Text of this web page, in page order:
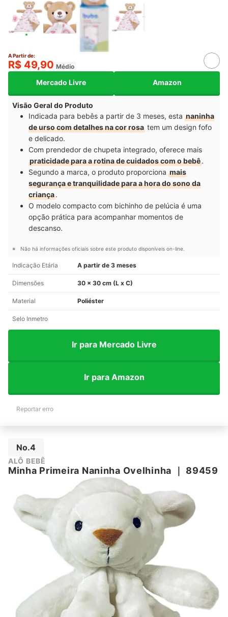
A Partir de:
R$ 49,90 Médio
Mercado Livre Amazon
Visão Geral do Produto
Indicada para bebês a partir de 3 meses, esta naninha
de urso com detalhes na cor rosa tem um design fofo
e delicado.
Com prendedor de chupeta integrado, oferece mais
praticidade para a rotina de cuidados com o bebê.
Segundo a marca, o produto proporciona mais
segurança e tranquilidade para a hora do sono da
criança.
O modelo compacto com bichinho de pelúcia é uma
opção prática para acompanhar momentos de
descanso.
Não há informações oficiais sobre este produto disponíveis on-line.
Indicação Etária A partir de 3 meses
Dimensões 30 x 30 cm (L x C)
Material Poliéster
Selo Inmetro
Ir para Mercado Livre
Ir para Amazon
Reportar erro
No.4
ALÔ BEBÊ
Minha Primeira Naninha Ovelhinha 89459